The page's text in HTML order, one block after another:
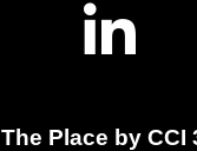
The Place by CCI